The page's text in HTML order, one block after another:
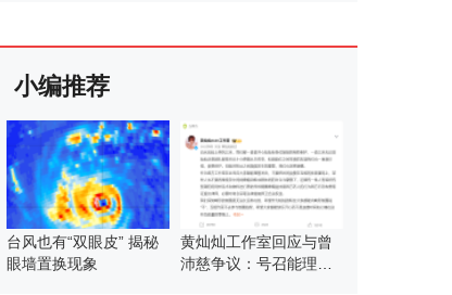
小编推荐
台风也有“双眼皮” 揭秘
眼墙置换现象
黄灿灿工作室回应与曾
沛慈争议：号召能理智